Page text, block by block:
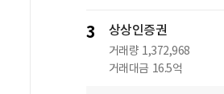
3 상상인증권
거래량 1,372,968
거래대금 16.5억